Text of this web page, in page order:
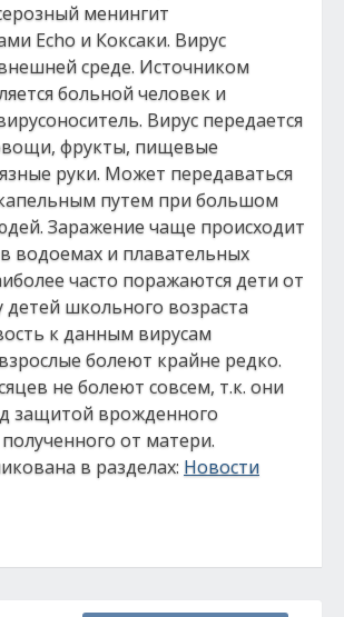
менингит
Echo и Коксаки. Вирус
среде. Источником
больной человек и
Вирус передается
фрукты, пищевые
руки. Может передаваться
путем при большом
Заражение чаще происходит
водоемах и плавательных
часто поражаются дети от
детей школьного возраста
к данным вирусам
болеют крайне редко.
не болеют совсем, т.к. они
защитой врожденного
от матери.
в разделах: Новости